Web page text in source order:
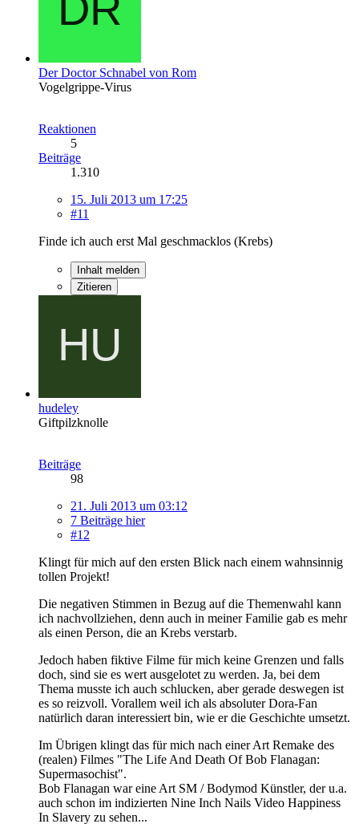
Der Doctor Schnabel von Rom
Vogelgrippe-Virus
Reaktionen
5
Beiträge
1.310
15. Juli 2013 um 17:25
#11
Finde ich auch erst Mal geschmacklos (Krebs)
Inhalt melden
Zitieren
hudeley
Giftpilzknolle
Beiträge
98
21. Juli 2013 um 03:12
7 Beiträge hier
#12
Klingt für mich auf den ersten Blick nach einem wahnsinnig
tollen Projekt!
Die negativen Stimmen in Bezug auf die Themenwahl kann
ich nachvollziehen, denn auch in meiner Familie gab es mehr
als einen Person, die an Krebs verstarb.
Jedoch haben fiktive Filme für mich keine Grenzen und falls
doch, sind sie es wert ausgelotet zu werden. Ja, bei dem
Thema musste ich auch schlucken, aber gerade deswegen ist
es so reizvoll. Vorallem weil ich als absoluter Dora-Fan
natürlich daran interessiert bin, wie er die Geschichte umsetzt.
Im Übrigen klingt das für mich nach einer Art Remake des
(realen) Filmes "The Life And Death Of Bob Flanagan:
Supermasochist".
Bob Flanagan war eine Art SM / Bodymod Künstler, der u.a.
auch schon im indizierten Nine Inch Nails Video Happiness
In Slavery zu sehen...